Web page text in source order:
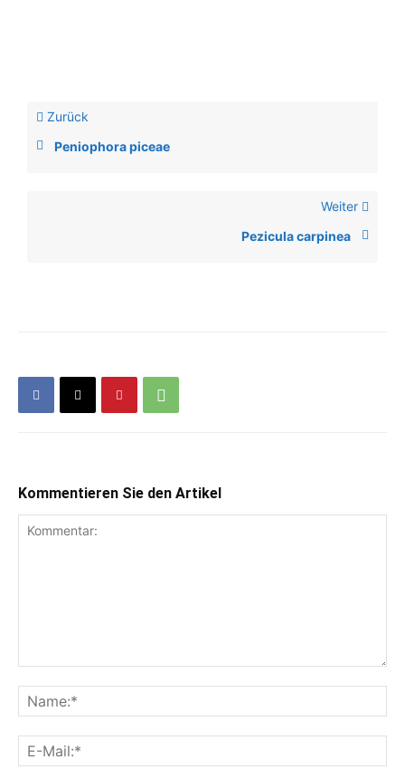
Zurück
Peniophora piceae
Weiter
Pezicula carpinea
Kommentieren Sie den Artikel